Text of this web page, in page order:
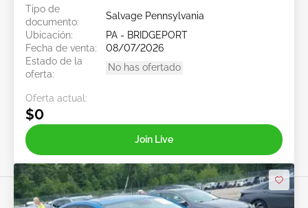
Tipo de
documento:
Salvage Pennsylvania
Ubicación:
PA - BRIDGEPORT
Fecha de venta:
08/07/2026
Estado de la
oferta:
No has ofertado
Oferta actual:
$0
Join Live